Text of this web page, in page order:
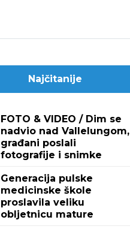
Najčitanije
FOTO & VIDEO / Dim se
nadvio nad Vallelungom,
građani poslali
fotografije i snimke
Generacija pulske
medicinske škole
proslavila veliku
obljetnicu mature